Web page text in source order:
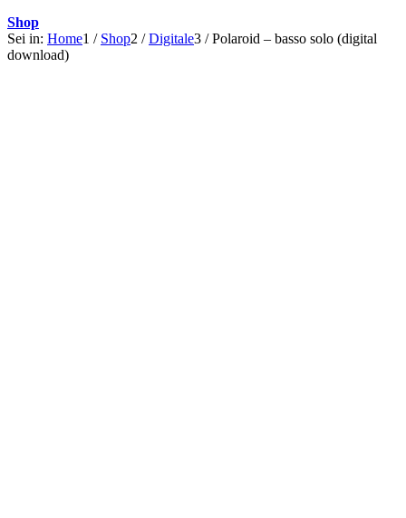
Shop
Sei in: Home1 / Shop2 / Digitale3 / Polaroid – basso solo (digital
download)